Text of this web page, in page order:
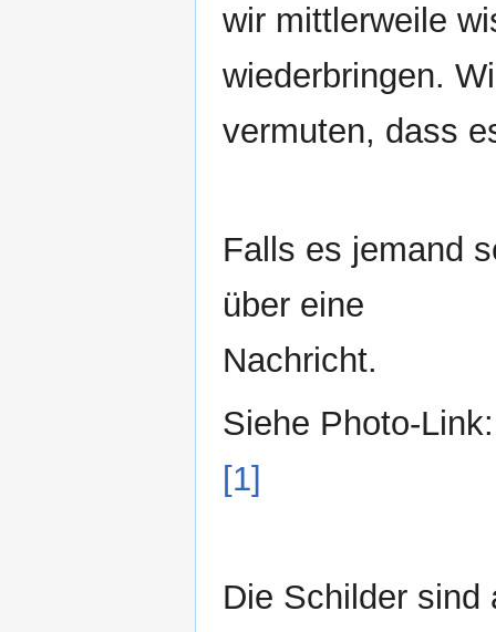
wir mittlerweile
wiederbringen.
vermuten, dass
Falls es jemand
über eine
Nachricht.
Siehe Photo-Link:
[1]
Die Schilder sind